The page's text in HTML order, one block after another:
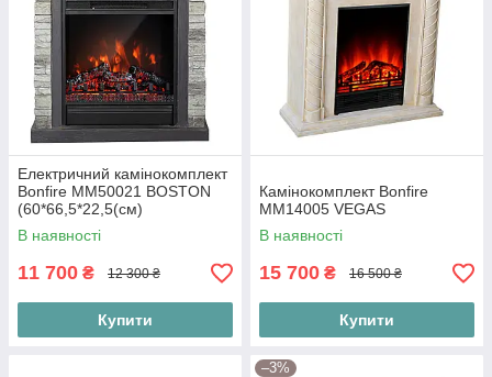
буде обігрівати будинок і створювати ілюзію палаючого
полум'я, все це за прийнятну ціну. Тому ми пропонуємо Вам
свої послуги будемо раді допомогти з вибором.
Електричний камінокомплект
Bonfire MM50021 BOSTON
(60*66,5*22,5(cм)
В наявності
11 700 ₴ 12 300 ₴
Купити
Камінокомплект Bonfire
MM14005 VEGAS
В наявності
15 700 ₴ 16 500 ₴
Купити
–3%